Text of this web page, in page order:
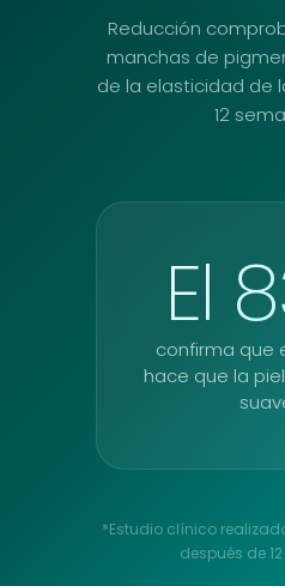
Reducción
manchas de
de la elasticidad de
12
El
confirma que
hace que la
*Estudio clínico
después de